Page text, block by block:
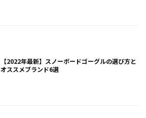
【2022年最新】スノーボードゴーグルの選び方と
オススメブランド6選